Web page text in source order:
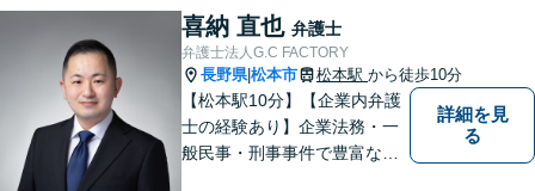
忙しい方もお気軽にご相談く
ださい。
喜納 直也 弁護士
弁護士法人G.C FACTORY
長野県|松本市 松本駅 から徒歩10分
【松本駅10分】【企業内弁護
士の経験あり】企業法務・一
般民事・刑事事件で豊富な実
詳細を見
る